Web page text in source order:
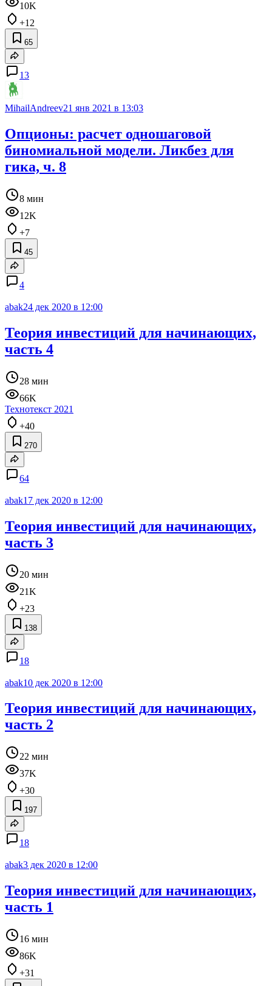
10K
+12
65
13
MihailAndreev21 янв 2021 в 13:03
Опционы: расчет одношаговой
биномиальной модели. Ликбез для
гика, ч. 8
8 мин
12K
+7
45
4
abak24 дек 2020 в 12:00
Теория инвестиций для начинающих,
часть 4
28 мин
66K
Технотекст 2021
+40
270
64
abak17 дек 2020 в 12:00
Теория инвестиций для начинающих,
часть 3
20 мин
21K
+23
138
18
abak10 дек 2020 в 12:00
Теория инвестиций для начинающих,
часть 2
22 мин
37K
+30
197
18
abak3 дек 2020 в 12:00
Теория инвестиций для начинающих,
часть 1
16 мин
86K
+31